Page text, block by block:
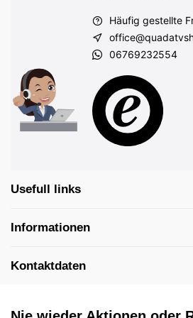
Häufig gestellte
06769232554
Usefull links
Informationen
Kontaktdaten